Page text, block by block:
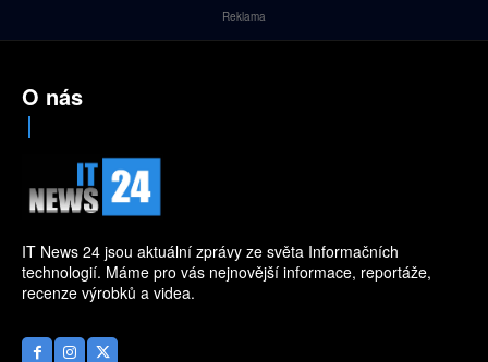
Reklama
O nás
IT News 24 jsou aktuální zprávy ze světa Informačních
technologií. Máme pro vás nejnovější informace, reportáže,
recenze výrobků a videa.